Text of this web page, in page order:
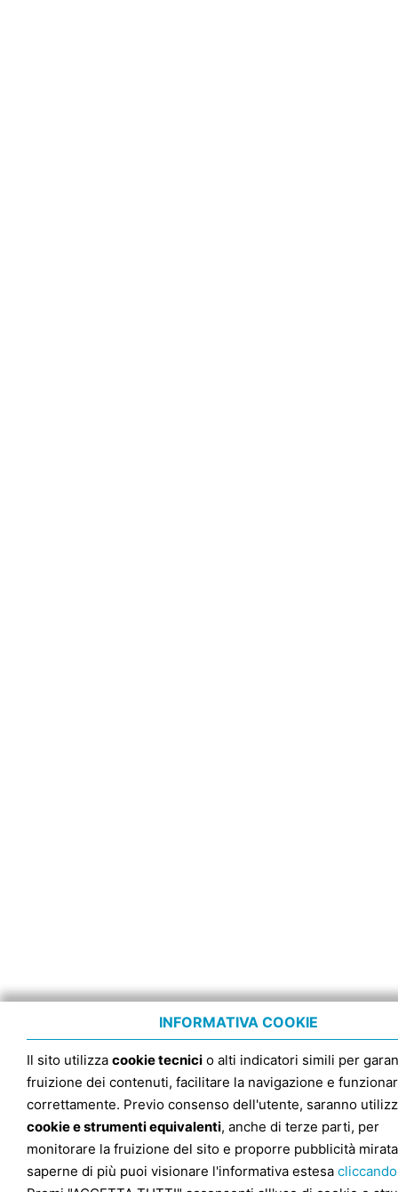
INFORMATIVA COOKIE
Il sito utilizza cookie tecnici o alti indicatori simili per
fruizione dei contenuti, facilitare la navigazione e
correttamente. Previo consenso dell'utente, saranno
cookie e strumenti equivalenti, anche di terze parti, per
monitorare la fruizione del sito e proporre pubblicità
saperne di più puoi visionare l'informativa estesa